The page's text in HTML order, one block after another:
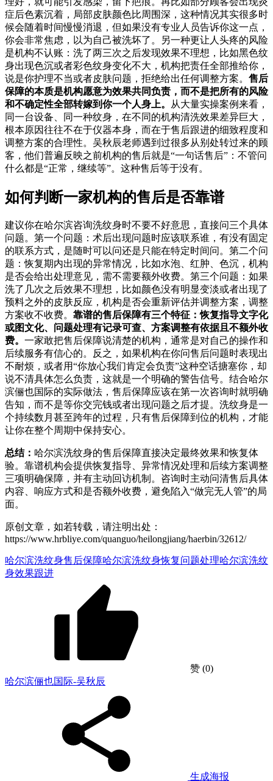
症后色素沉着，局部皮肤颜色比周围深，这种情况其实很多时
候会随着时间慢慢消退，但如果没有专业人员告诉你这一点，
你会非常焦虑，以为自己被洗坏了。另一种更让人头疼的风险
是机构不认账：洗了两三次之后发现效果不理想，比如黑色纹
身出现色沉或者彩色纹身变化不大，机构把责任全部推给你，
说是你护理不当或者皮肤问题，拒绝给出任何调整方案。 售后
保障的本质是机构愿意为效果共同负责，而不是把所有的风险
和不确定性全部转嫁到你一个人身上。 从大量实操案例来看，
同一台设备、同一种纹身，在不同的机构清洗效果差异巨大，
根本原因往往不在于仪器本身，而在于售后跟进的细致程度和
调整方案的合理性。吴秋辰老师遇到过很多从别处转过来的顾
客，他们普遍反映之前机构的售后就是“一句话售后”：不管问
什么都是“正常，继续等”。这种售后等于没有。
如何判断一家机构的售后是否靠谱
建议你在哈尔滨咨询洗纹身时不要不好意思，直接问三个具体
问题。第一个问题：术后出现问题时应该联系谁，有没有固定
的联系方式，是随时可以问还是只能在特定时间问。第二个问
题：恢复期内出现的异常情况，比如水泡、红肿、色沉，机构
是否会给出处理意见，需不需要额外收费。第三个问题：如果
洗了几次之后效果不理想，比如颜色没有明显变淡或者出现了
预料之外的皮肤反应，机构是否会重新评估并调整方案，调整
方案收不收费。 靠谱的售后保障有三个特征：恢复指导文字化
或图文化、问题处理有记录可查、方案调整有依据且不额外收
费。 一家敢把售后保障说清楚的机构，通常是对自己的操作和
后续服务有信心的。反之，如果机构在你问售后问题时表现出
不耐烦，或者用“你放心我们肯定会负责”这种空话搪塞你，却
说不清具体怎么负责，这就是一个明确的警告信号。结合哈尔
滨俪也国际的实际做法，售后保障应该在第一次咨询时就明确
告知，而不是等你交完钱或者出现问题之后才提。洗纹身是一
个持续数月甚至跨年的过程，只有售后保障到位的机构，才能
让你在整个周期中保持安心。
总结： 哈尔滨洗纹身的售后保障直接决定最终效果和恢复体
验。靠谱机构会提供恢复指导、异常情况处理和后续方案调整
三项明确保障，并有主动回访机制。咨询时主动问清售后具体
内容、响应方式和是否额外收费，避免陷入“做完无人管”的局
面。
原创文章，如若转载，请注明出处：
https://www.hrbliye.com/quanguo/heilongjiang/haerbin/32612/
哈尔滨洗纹身售后保障哈尔滨洗纹身恢复问题处理哈尔滨洗纹
身效果跟进
赞 (0)
哈尔滨俪也国际-吴秋辰
生成海报